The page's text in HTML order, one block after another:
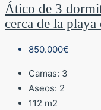
Ático de 3
cerca de la
850.000€
Camas: 3
Aseos: 2
112 m2